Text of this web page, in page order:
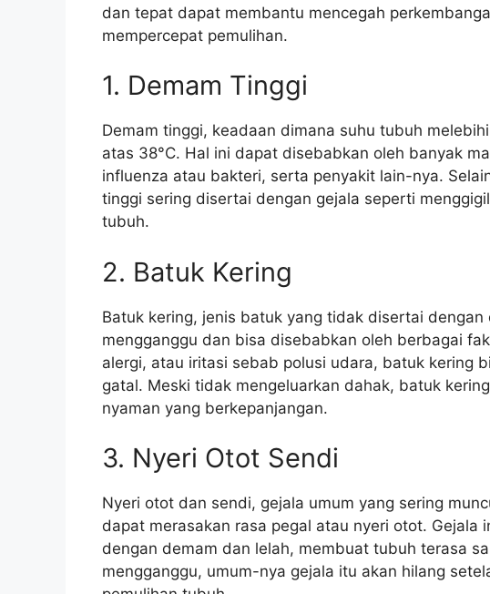
dan tepat dapat membantu mencegah
mempercepat pemulihan.
1. Demam Tinggi
Demam tinggi, keadaan dimana suhu tubuh
atas 38°C. Hal ini dapat disebabkan oleh banyak
influenza atau bakteri, serta penyakit lain-nya.
tinggi sering disertai dengan gejala seperti
tubuh.
2. Batuk Kering
Batuk kering, jenis batuk yang tidak disertai
mengganggu dan bisa disebabkan oleh berbagai
alergi, atau iritasi sebab polusi udara, batuk kering
gatal. Meski tidak mengeluarkan dahak, batuk
nyaman yang berkepanjangan.
3. Nyeri Otot Sendi
Nyeri otot dan sendi, gejala umum yang sering
dapat merasakan rasa pegal atau nyeri otot. Gejala
dengan demam dan lelah, membuat tubuh terasa
mengganggu, umum-nya gejala itu akan hilang